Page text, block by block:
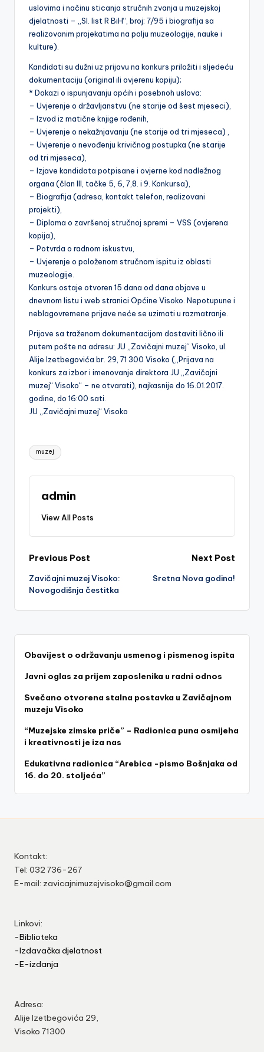
uslovima i načinu sticanja stručnih zvanja u muzejskoj
djelatnosti – „Sl. list R BiH“, broj: 7/95 i biografija sa
realizovanim projekatima na polju muzeologije, nauke i
kulture).
Kandidati su dužni uz prijavu na konkurs priložiti i sljedeću
dokumentaciju (original ili ovjerenu kopiju);
* Dokazi o ispunjavanju općih i posebnoh uslova:
– Uvjerenje o državljanstvu (ne starije od šest mjeseci),
– Izvod iz matične knjige rođenih,
– Uvjerenje o nekažnjavanju (ne starije od tri mjeseca) ,
– Uvjerenje o nevođenju krivičnog postupka (ne starije
od tri mjeseca),
– Izjave kandidata potpisane i ovjerne kod nadležnog
organa (član III, tačke 5, 6, 7,8. i 9. Konkursa),
– Biografija (adresa, kontakt telefon, realizovani
projekti),
– Diploma o završenoj stručnoj spremi – VSS (ovjerena
kopija),
– Potvrda o radnom iskustvu,
– Uvjerenje o položenom stručnom ispitu iz oblasti
muzeologije.
Konkurs ostaje otvoren 15 dana od dana objave u
dnevnom listu i web stranici Općine Visoko. Nepotupune i
neblagovremene prijave neće se uzimati u razmatranje.
Prijave sa traženom dokumentacijom dostaviti lično ili
putem pošte na adresu: JU „Zavičajni muzej“ Visoko, ul.
Alije Izetbegovića br. 29, 71 300 Visoko („Prijava na
konkurs za izbor i imenovanje direktora JU „Zavičajni
muzej“ Visoko“ – ne otvarati), najkasnije do 16.01.2017.
godine, do 16:00 sati.
JU „Zavičajni muzej“ Visoko
Tags:
muzej
admin
View All Posts
Post
navigation
Previous Post
Zavičajni muzej Visoko:
Novogodišnja čestitka
Next Post
Sretna Nova godina!
Obavijest o održavanju usmenog i pismenog ispita
Javni oglas za prijem zaposlenika u radni odnos
Svečano otvorena stalna postavka u Zavičajnom
muzeju Visoko
“Muzejske zimske priče” – Radionica puna osmijeha
i kreativnosti je iza nas
Edukativna radionica “Arebica -pismo Bošnjaka od
16. do 20. stoljeća”
Kontakt:
Tel: 032 736-267
E-mail: zavicajnimuzejvisoko@gmail.com
Linkovi:
-Biblioteka
-Izdavačka djelatnost
-E-izdanja
Adresa:
Alije Izetbegovića 29,
Visoko 71300